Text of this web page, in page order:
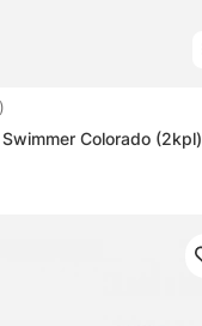
Colorado (2kpl)